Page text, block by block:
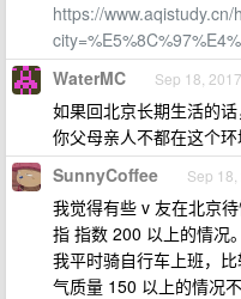
https://
WaterMC Sep 18, 2017
如果回北京长期生活的话
你父母亲人不都在这个
SunnyCoffee Sep
我觉得有些 v 友在北京
指 指数 200 以上的情况。
我平时骑自行车上班，
气质量 150 以上的情况